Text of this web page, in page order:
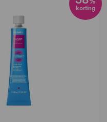
korting